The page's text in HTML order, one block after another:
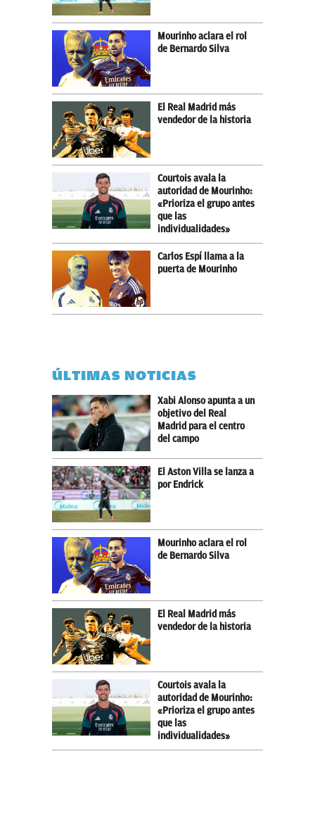
Mourinho aclara el rol
de Bernardo Silva
El Real Madrid más
vendedor de la historia
Courtois avala la
autoridad de Mourinho:
«Prioriza el grupo antes
que las
individualidades»
Carlos Espí llama a la
puerta de Mourinho
ÚLTIMAS NOTICIAS
Xabi Alonso apunta a un
objetivo del Real
Madrid para el centro
del campo
El Aston Villa se lanza a
por Endrick
Mourinho aclara el rol
de Bernardo Silva
El Real Madrid más
vendedor de la historia
Courtois avala la
autoridad de Mourinho:
«Prioriza el grupo antes
que las
individualidades»